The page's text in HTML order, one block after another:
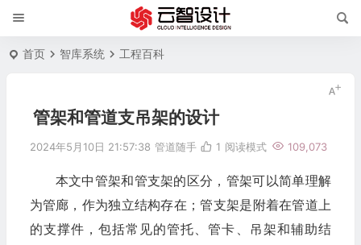
首页 智库系统 工程百科
管架和管道支吊架的设计
2024年5月10日 21:57:38 管道随手 109,073
1 阅读模式
本文中管架和管支架的区分，管架可以简单理解
为管廊，作为独立结构存在；管支架是附着在管道上
的支撑件，包括常见的管托、管卡、吊架和辅助结